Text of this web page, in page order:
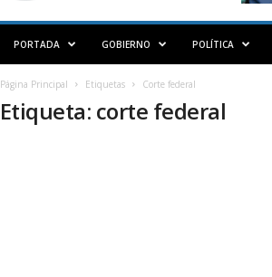
PORTADA GOBIERNO POLÍTICA
Página Principal Etiquetas Corte federal
Etiqueta: corte federal